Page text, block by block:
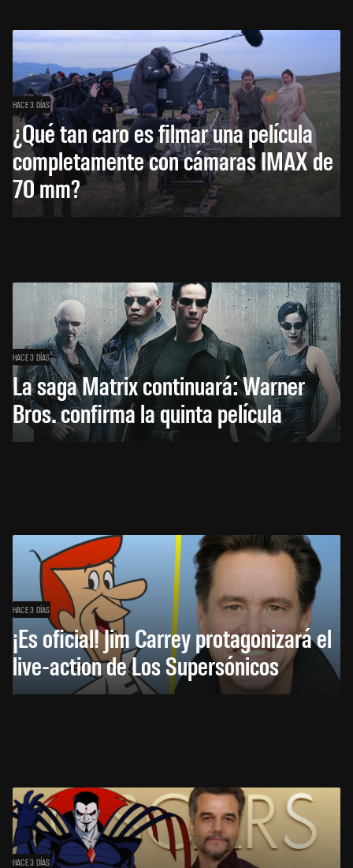
HACE 3 DÍAS
¿Qué tan caro es filmar una película
completamente con cámaras IMAX de
70 mm?
HACE 3 DÍAS
La saga Matrix continuará: Warner
Bros. confirma la quinta película
HACE 3 DÍAS
¡Es oficial! Jim Carrey protagonizará el
live-action de Los Supersónicos
HACE 3 DÍAS